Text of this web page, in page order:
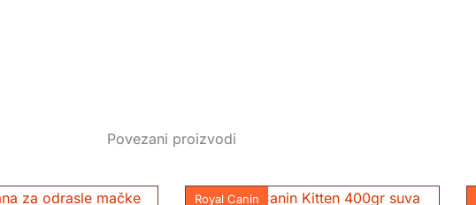
Povezani proizvodi
Royal Canin